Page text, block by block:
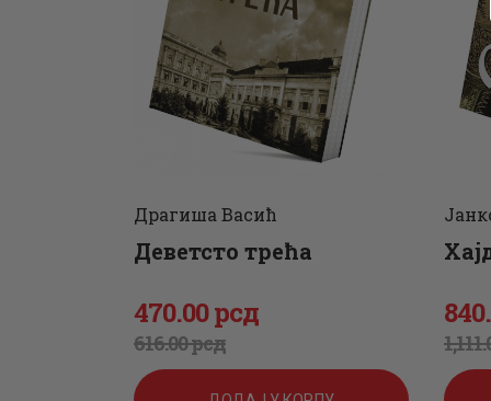
Драгиша Васић
Деветсто трећа
616.00рсд
Оригинална
цена
470.00рсд
Тренутна
цена
1,111.
840.